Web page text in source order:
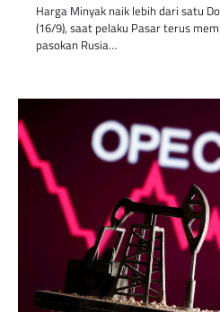
Harga Minyak naik lebih dari satu
(16/9), saat pelaku Pasar terus
pasokan Rusia…